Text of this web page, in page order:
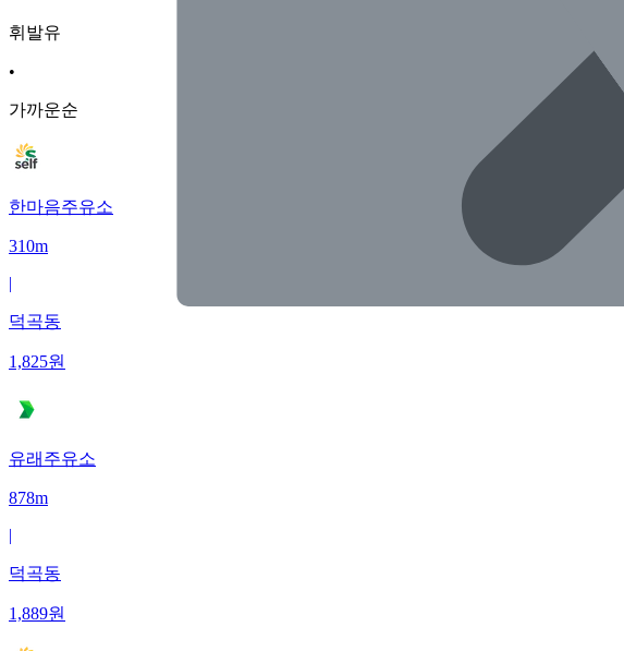
휘발유
•
가까운순
한마음주유소
310m
|
덕곡동
1,825원
유래주유소
878m
|
덕곡동
1,889원